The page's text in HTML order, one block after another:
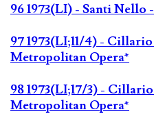
96 1973(LI) - Santi Nello
97 1973(LI;11/4) -
Metropolitan Opera*
98 1973(LI;17/3) -
Metropolitan Opera*